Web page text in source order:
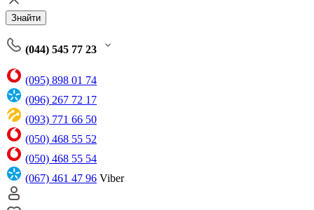
Знайти
(044) 545 77 23
(095) 898 01 74
(096) 267 72 17
(093) 771 66 50
(050) 468 55 52
(050) 468 55 54
(067) 461 47 96 Viber